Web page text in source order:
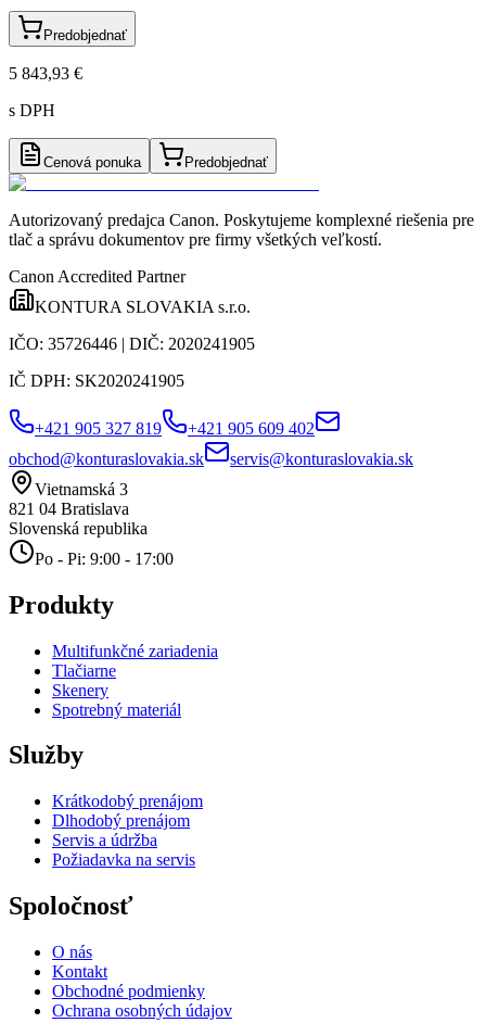
Predobjednať
5 843,93 €
s DPH
Cenová ponuka Predobjednať
Autorizovaný predajca Canon. Poskytujeme komplexné riešenia pre
tlač a správu dokumentov pre firmy všetkých veľkostí.
Canon Accredited Partner
KONTURA SLOVAKIA s.r.o.
IČO: 35726446 | DIČ: 2020241905
IČ DPH: SK2020241905
+421 905 327 819
+421 905 609 402
obchod@konturaslovakia.sk
servis@konturaslovakia.sk
Vietnamská 3
821 04 Bratislava
Slovenská republika
Po - Pi: 9:00 - 17:00
Produkty
Multifunkčné zariadenia
Tlačiarne
Skenery
Spotrebný materiál
Služby
Krátkodobý prenájom
Dlhodobý prenájom
Servis a údržba
Požiadavka na servis
Spoločnosť
O nás
Kontakt
Obchodné podmienky
Ochrana osobných údajov